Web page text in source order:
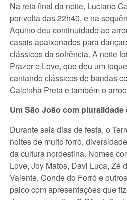
Na reta final da noite, Luciano
por volta das 22h40, e na
Aquino deu continuidade ao
casais apaixonados para
clássicos da sofrência. A noite
Prazer e Love, que deu um
cantando clássicos de bandas
Calcinha Preta e também o
Um São João com pluralidade
Durante seis dias de festa, o
noites de muito forró,
da cultura nordestina. Nomes
Love, Joy Matos, Davi Luca, Zé
Valente, Conde do Forró e
palco com apresentações que